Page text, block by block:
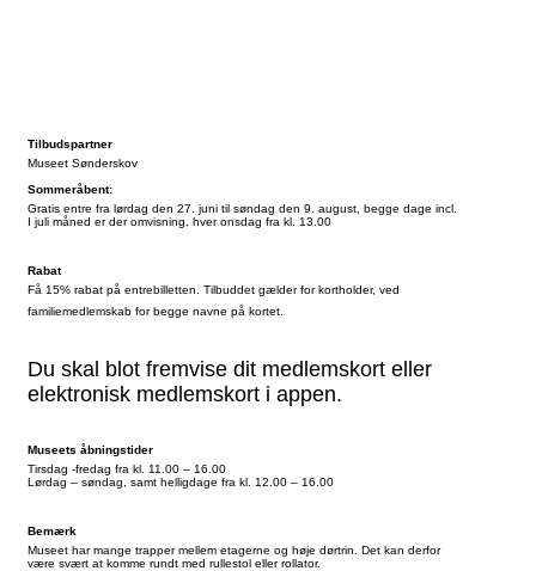
Tilbudspartner
Museet Sønderskov
Sommeråbent:
Gratis entre fra lørdag den 27. juni til søndag den 9. august, begge dage incl.
I juli måned er der omvisning, hver onsdag fra kl. 13.00
Rabat
Få 15% rabat på entrebilletten. Tilbuddet gælder for kortholder, ved
familiemedlemskab for begge navne på kortet.
Du skal blot fremvise dit medlemskort eller
elektronisk medlemskort i appen.
Museets åbningstider
Tirsdag -fredag fra kl. 11.00 – 16.00
Lørdag – søndag, samt helligdage fra kl. 12.00 – 16.00
Bemærk
Museet har mange trapper mellem etagerne og høje dørtrin. Det kan derfor
være svært at komme rundt med rullestol eller rollator.